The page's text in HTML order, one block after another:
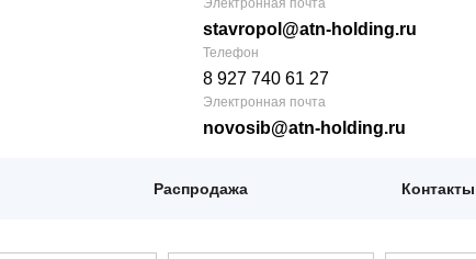
Электронная почта
stavropol@atn-holding.ru
Телефон
8 927 740 61 27
Электронная почта
novosib@atn-holding.ru
Распродажа Контакты